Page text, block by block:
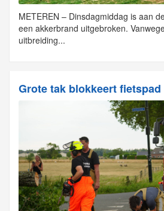
METEREN – Dinsdagmiddag is aan
een akkerbrand uitgebroken.
uitbreiding...
Grote tak blokkeert fietspad